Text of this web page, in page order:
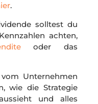
.
solltest du
achten,
oder das
Unternehmen
wie die Strategie
und alles